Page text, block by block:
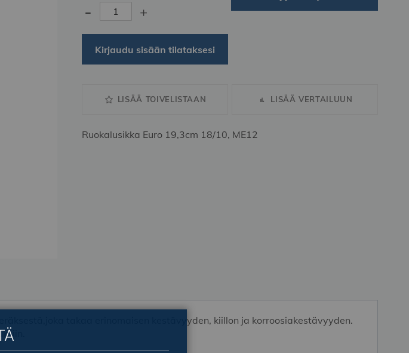
- +
Kirjaudu sisään tilataksesi
LISÄÄ TOIVELISTAAN LISÄÄ VERTAILUUN
Ruokalusikka Euro 19,3cm 18/10, ME12
takaa erinomaisen kestävyyden, kiillon ja korroosiakestävyyden.